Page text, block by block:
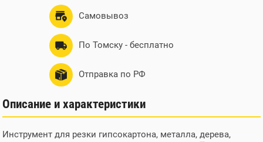
Частота колебаний
10000-20000 кол/мин
Плавный пуск
Поддержание постоянных
оборотов под нагрузкой
к пылесосу
Источник питания
от сети
Вес нетто
1.9 кг
Самовывоз
По Томску - бесплатно
Отправка по РФ
Описание и характеристики
Инструмент для резки гипсокартона, металла, дерева,